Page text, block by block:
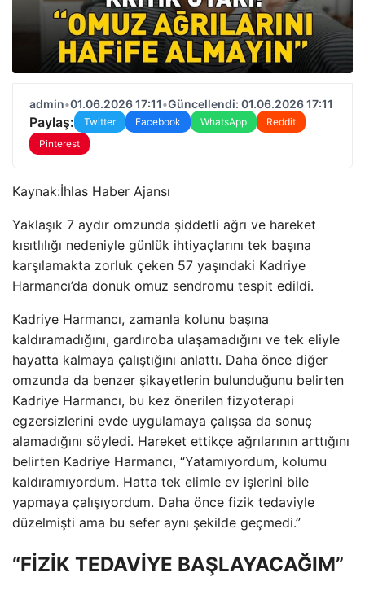
admin•01.06.2026 17:11•Güncellendi: 01.06.2026 17:11
Paylaş: Twitter Facebook WhatsApp
Reddit
Pinterest
Kaynak:İhlas Haber Ajansı
Yaklaşık 7 aydır omzunda şiddetli ağrı ve hareket
kısıtlılığı nedeniyle günlük ihtiyaçlarını tek başına
karşılamakta zorluk çeken 57 yaşındaki Kadriye
Harmancı’da donuk omuz sendromu tespit edildi.
Kadriye Harmancı, zamanla kolunu başına
kaldıramadığını, gardıroba ulaşamadığını ve tek eliyle
hayatta kalmaya çalıştığını anlattı. Daha önce diğer
omzunda da benzer şikayetlerin bulunduğunu belirten
Kadriye Harmancı, bu kez önerilen fizyoterapi
egzersizlerini evde uygulamaya çalışsa da sonuç
alamadığını söyledi. Hareket ettikçe ağrılarının arttığını
belirten Kadriye Harmancı, “Yatamıyordum, kolumu
kaldıramıyordum. Hatta tek elimle ev işlerini bile
yapmaya çalışıyordum. Daha önce fizik tedaviyle
düzelmişti ama bu sefer aynı şekilde geçmedi.”
“FİZİK TEDAVİYE BAŞLAYACAĞIM”